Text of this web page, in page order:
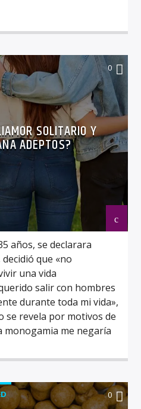
0
SOLITARIO Y
ADEPTOS?
años, se declarara
que «no
una vida
salir con hombres
durante toda mi vida»,
se revela por motivos de
monogamia me negaría
0